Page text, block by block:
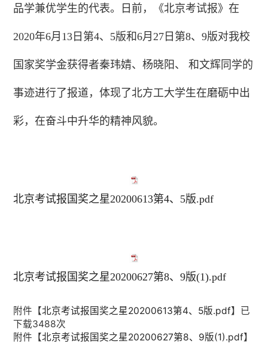
品学兼优学生的代表。日前，《北京考试报》在
2020年6月13日第4、5版和6月27日第8、9版对我校
国家奖学金获得者秦玮婧、杨晓阳、 和文辉同学的
事迹进行了报道，体现了北方工大学生在磨砺中出
彩，在奋斗中升华的精神风貌。
北京考试报国奖之星20200613第4、5版.pdf
北京考试报国奖之星20200627第8、9版(1).pdf
附件【北京考试报国奖之星20200613第4、5版.pdf】已
下载3488次
附件【北京考试报国奖之星20200627第8、9版(1).pdf】